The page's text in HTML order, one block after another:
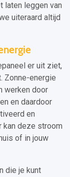
laten leggen van
uiteraard altijd
er uit ziet,
Zonne-energie
werken door
en daardoor
en
kan deze stroom
of in jouw
die je kunt